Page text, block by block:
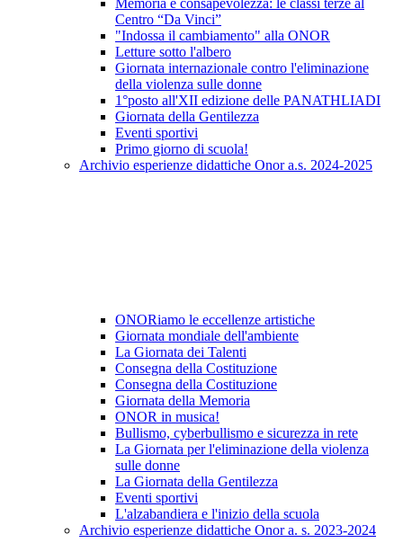
Memoria e consapevolezza: le classi terze al
Centro “Da Vinci”
"Indossa il cambiamento" alla ONOR
Letture sotto l'albero
Giornata internazionale contro l'eliminazione
della violenza sulle donne
1°posto all'XII edizione delle PANATHLIADI
Giornata della Gentilezza
Eventi sportivi
Primo giorno di scuola!
Archivio esperienze didattiche Onor a.s. 2024-2025
ONORiamo le eccellenze artistiche
Giornata mondiale dell'ambiente
La Giornata dei Talenti
Consegna della Costituzione
Consegna della Costituzione
Giornata della Memoria
ONOR in musica!
Bullismo, cyberbullismo e sicurezza in rete
La Giornata per l'eliminazione della violenza
sulle donne
La Giornata della Gentilezza
Eventi sportivi
L'alzabandiera e l'inizio della scuola
Archivio esperienze didattiche Onor a. s. 2023-2024